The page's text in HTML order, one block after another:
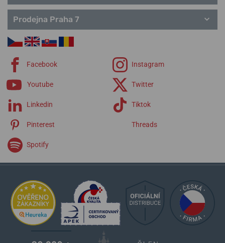
Prodejna Praha 7
Facebook Instagram
Youtube Twitter
Linkedin Tiktok
Pinterest Threads
Spotify